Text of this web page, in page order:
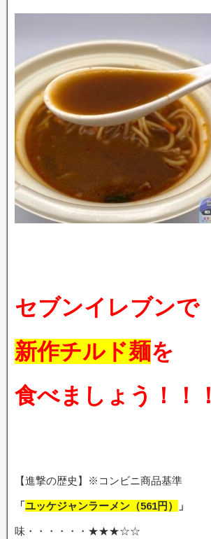
セブンイレブンで
新作チルド麺を
食べましょう！！！
【進撃の歴史】※コンビニ商品基準
「ユッケジャンラーメン（561円） 」
味・・・・・・★★★☆☆